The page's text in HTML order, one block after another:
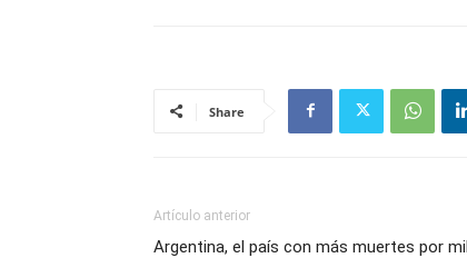
Share
Artículo anterior
Argentina, el país con más muertes por